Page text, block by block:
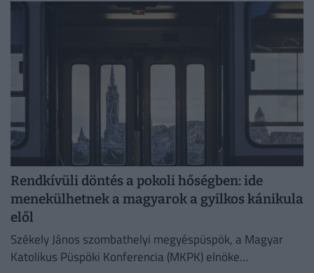
Rendkívüli döntés a pokoli hőségben: ide
menekülhetnek a magyarok a gyilkos kánikula
elől
Székely János szombathelyi megyéspüspök, a Magyar
Katolikus Püspöki Konferencia (MKPK) elnöke